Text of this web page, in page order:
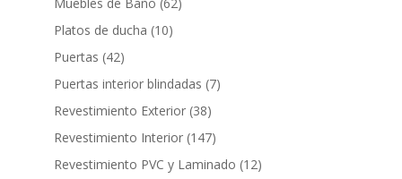
Platos de ducha 1010
Puertas 4242
productos
Puertas interior blindadas 77
Revestimiento Exterior 3838
productos
Revestimiento Interior 147147
productos
Revestimiento PVC y Laminado 1212